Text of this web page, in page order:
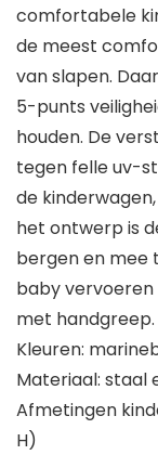
comfortabele
de meest
van slapen.
5-punts
houden. De
tegen felle uv-
de
het ontwerp is
bergen en mee
baby
met handgreep.
Kleuren:
Materiaal: staal
Afmetingen
H)